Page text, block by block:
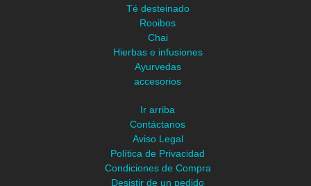
Té desteinado
Rooibos
Chai
Hierbas e infusiones
Ayurvedas
accesorios
Ir arriba
Contáctanos
Aviso Legal
Política de Privacidad
Condiciones de Compra
Desistir de un pedido